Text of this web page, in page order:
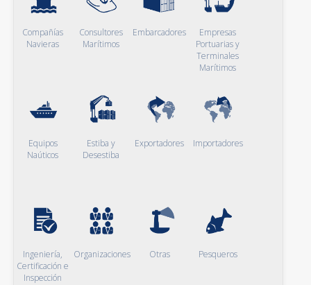
Compañías
Navieras
Consultores
Marítimos
Embarcadores
Empresas
Portuarias y
Terminales
Marítimos
Equipos
Naúticos
Estiba y
Desestiba
Exportadores Importadores
Ingeniería,
Certificación e
Inspección
Organizaciones Otras Pesqueros